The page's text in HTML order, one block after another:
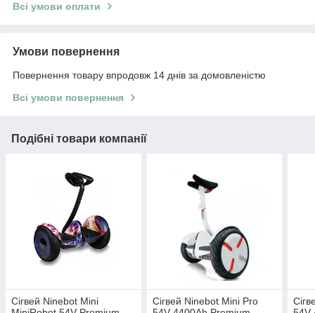
Всі умови оплати
Умови повернення
Повернення товару впродовж 14 днів за домовленістю
Всі умови повернення
Подібні товари компанії
Сігвей Ninebot Mini
Сігвей Ninebot Mini Pro